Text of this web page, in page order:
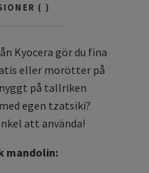
( )
Kyocera gör du fina
eller morötter på
på tallriken
egen tzatsiki?
att använda!
mandolin: